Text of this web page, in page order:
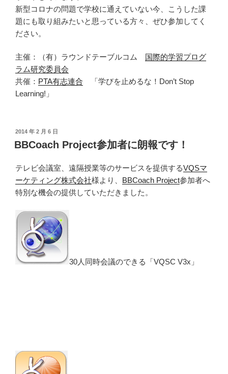
新型コロナの問題で学校に通えていない今、こうした課
題にも取り組みたいと思っている方々、ぜひ参加してく
ださい。
主催：（有）ラウンドテーブルコム 国際的学習プログ
ラム研究委員会
共催： PTA有志連合 「学びを止めるな！Don’t Stop
Learning!」
投
稿
日:
2014 年 2 月 6 日
BBCoach Project参加者に朗報です！
テレビ会議室、遠隔授業等のサービスを提供するVQSマ
ーケティング株式会社様より、 BBCoach Project参加者へ
特別な機会の提供していただきました。
30人同時会議のできる「VQSC V3x」